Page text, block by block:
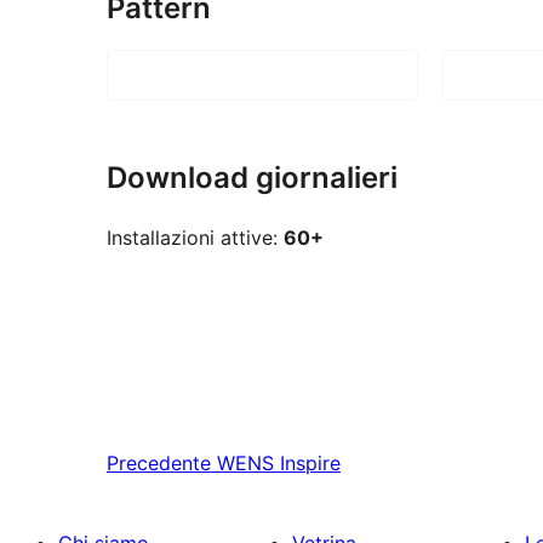
Pattern
Download giornalieri
Installazioni attive: 60+
Precedente WENS Inspire